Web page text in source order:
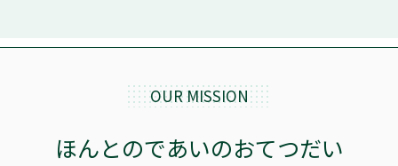
OUR MISSION
ほんとのであいのおてつだい